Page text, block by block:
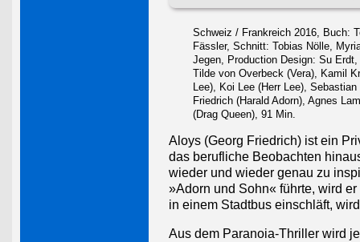
Schweiz / Frankreich 2016, Buch:
Fässler, Schnitt: Tobias Nölle,
Jegen, Production Design: Su
Tilde von Overbeck (Vera), Kamil
Lee), Koi Lee (Herr Lee),
Friedrich (Harald Adorn), Agnes
(Drag Queen), 91 Min.
Aloys (Georg Friedrich) ist ein
das berufliche Beobachten
wieder und wieder genau zu
»Adorn und Sohn« führte, wird
in einem Stadtbus einschläft,
Aus dem Paranoia-Thriller wird